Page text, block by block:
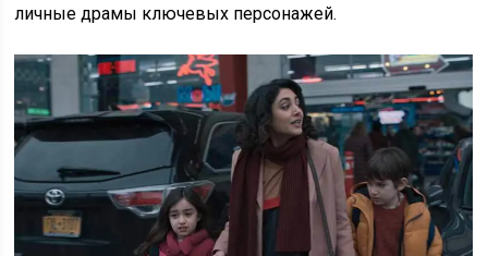
личные драмы ключевых персонажей.